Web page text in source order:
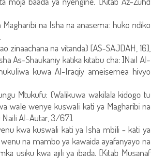
na Isha na anasema: huko ndiko
zinaachana na vitanda} [AS-SAJDAH, 16],
As-Shaukaniy katika kitabu cha: ]Nail Al-
kuwa Al-Iraqiy ameisemea hivyo
Mtukufu: {Walikuwa wakilala kidogo tu
wale wenye kuswali kati ya Magharibi na
Naili Al-Autar, 3/67].
kwa kuswali kati ya Isha mbili - kati ya
na mambo ya kawaida ayafanyayo na
usiku kwa ajili ya ibada. [Kitab Musanaf